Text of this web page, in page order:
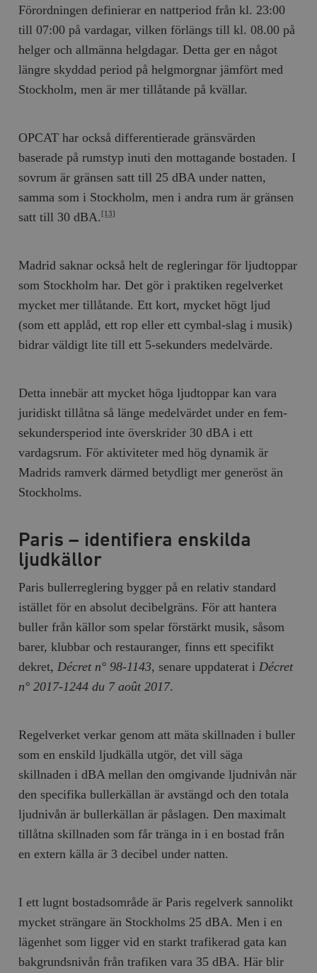
Förordningen definierar en nattperiod från kl. 23:00
till 07:00 på vardagar, vilken förlängs till kl. 08.00 på
helger och allmänna helgdagar. Detta ger en något
längre skyddad period på helgmorgnar jämfört med
Stockholm, men är mer tillåtande på kvällar.
OPCAT har också differentierade gränsvärden
baserade på rumstyp inuti den mottagande bostaden. I
sovrum är gränsen satt till 25 dBA under natten,
samma som i Stockholm, men i andra rum är gränsen
satt till 30 dBA. [13]
Madrid saknar också helt de regleringar för ljudtoppar
som Stockholm har. Det gör i praktiken regelverket
mycket mer tillåtande. Ett kort, mycket högt ljud
(som ett applåd, ett rop eller ett cymbal-slag i musik)
bidrar väldigt lite till ett 5-sekunders medelvärde.
Detta innebär att mycket höga ljudtoppar kan vara
juridiskt tillåtna så länge medelvärdet under en fem-
sekundersperiod inte överskrider 30 dBA i ett
vardagsrum. För aktiviteter med hög dynamik är
Madrids ramverk därmed betydligt mer generöst än
Stockholms.
Paris – identifiera enskilda
ljudkällor
Paris bullerreglering bygger på en relativ standard
istället för en absolut decibelgräns. För att hantera
buller från källor som spelar förstärkt musik, såsom
barer, klubbar och restauranger, finns ett specifikt
dekret, Décret n° 98-1143, senare uppdaterat i Décret
n° 2017-1244 du 7 août 2017.
Regelverket verkar genom att mäta skillnaden i buller
som en enskild ljudkälla utgör, det vill säga
skillnaden i dBA mellan den omgivande ljudnivån när
den specifika bullerkällan är avstängd och den totala
ljudnivån är bullerkällan är påslagen. Den maximalt
tillåtna skillnaden som får tränga in i en bostad från
en extern källa är 3 decibel under natten.
I ett lugnt bostadsområde är Paris regelverk sannolikt
mycket strängare än Stockholms 25 dBA. Men i en
lägenhet som ligger vid en starkt trafikerad gata kan
bakgrundsnivån från trafiken vara 35 dBA. Här blir